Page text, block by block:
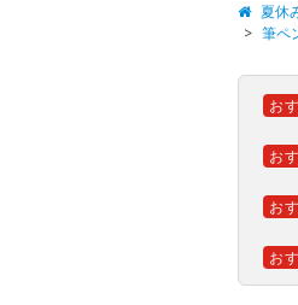
夏休
筆ペ
お
お
お
お